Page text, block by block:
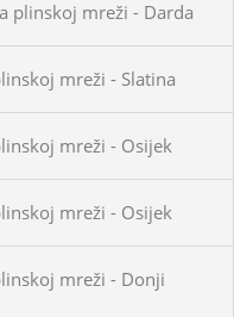
plinskoj mreži - Darda
mreži - Slatina
mreži - Osijek
mreži - Osijek
mreži - Donji